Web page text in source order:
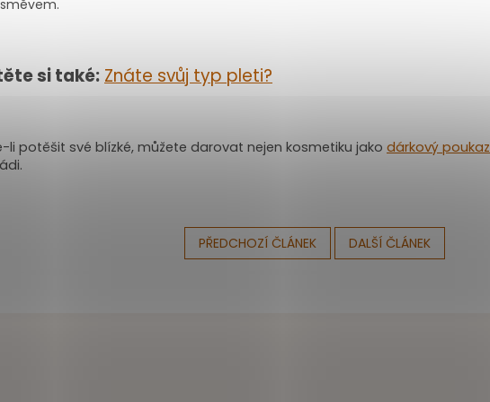
si také: Znáte svůj typ pleti?
li potěšit své blízké, můžete darovat nejen kosmetiku jako dárkový poukaz
PŘEDCHOZÍ ČLÁNEK DALŠÍ ČLÁNEK